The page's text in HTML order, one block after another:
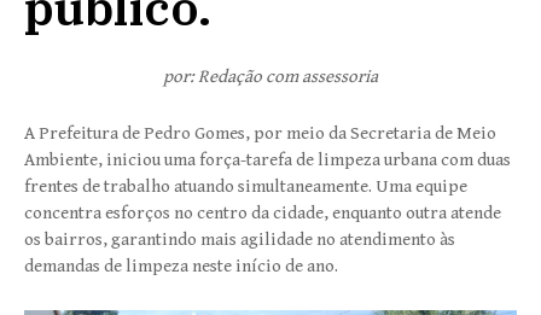
por: Redação com assessoria
A Prefeitura de Pedro Gomes, por meio da Secretaria de Meio
Ambiente, iniciou uma força-tarefa de limpeza urbana com duas
frentes de trabalho atuando simultaneamente. Uma equipe
concentra esforços no centro da cidade, enquanto outra atende
os bairros, garantindo mais agilidade no atendimento às
demandas de limpeza neste início de ano.